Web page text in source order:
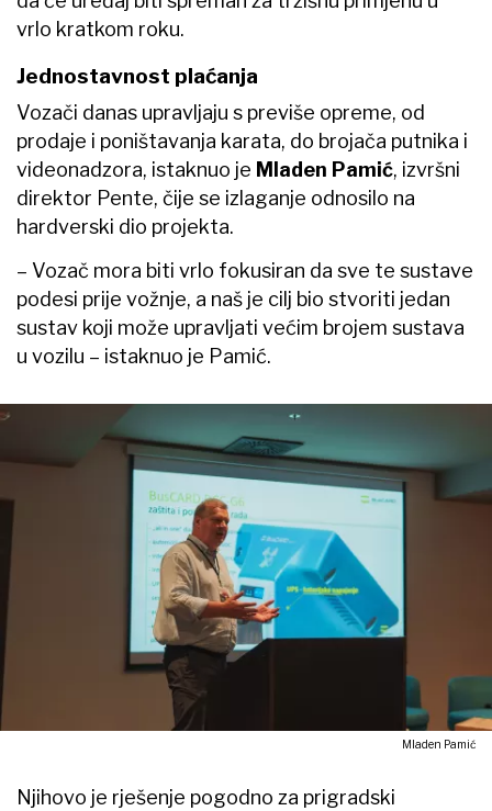
vrlo kratkom roku.
Jednostavnost plaćanja
Vozači danas upravljaju s previše opreme, od
prodaje i poništavanja karata, do brojača putnika i
videonadzora, istaknuo je Mladen Pamić, izvršni
direktor Pente, čije se izlaganje odnosilo na
hardverski dio projekta.
– Vozač mora biti vrlo fokusiran da sve te sustave
podesi prije vožnje, a naš je cilj bio stvoriti jedan
sustav koji može upravljati većim brojem sustava
u vozilu – istaknuo je Pamić.
Mladen Pamić
Njihovo je rješenje pogodno za prigradski